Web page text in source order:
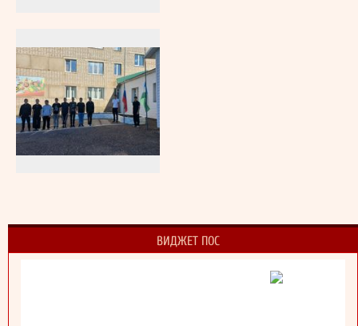
ВИДЖЕТ ПОС